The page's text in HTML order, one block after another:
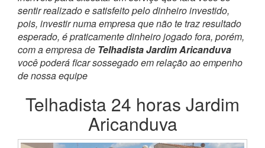
sentir realizado e satisfeito pelo dinheiro investido,
pois, investir numa empresa que não te traz resultado
esperado, é praticamente dinheiro jogado fora, porém,
com a empresa de Telhadista Jardim Aricanduva
você poderá ficar sossegado em relação ao empenho
de nossa equipe
Telhadista 24 horas Jardim
Aricanduva